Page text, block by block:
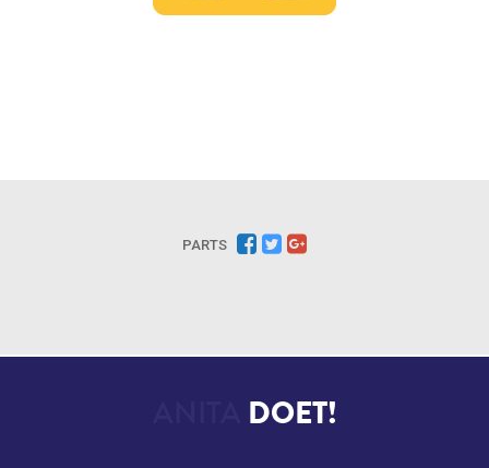
PARTS
DOET!